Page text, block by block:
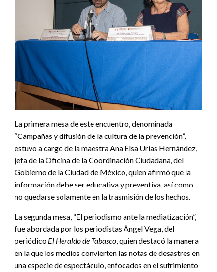
La primera mesa de este encuentro, denominada
“Campañas y difusión de la cultura de la prevención”,
estuvo a cargo de la maestra Ana Elsa Urias Hernández,
jefa de la Oficina de la Coordinación Ciudadana, del
Gobierno de la Ciudad de México, quien afirmó que la
información debe ser educativa y preventiva, así como
no quedarse solamente en la trasmisión de los hechos.
La segunda mesa, “El periodismo ante la mediatización”,
fue abordada por los periodistas Ángel Vega, del
periódico El Heraldo de Tabasco, quien destacó la manera
en la que los medios convierten las notas de desastres en
una especie de espectáculo, enfocados en el sufrimiento